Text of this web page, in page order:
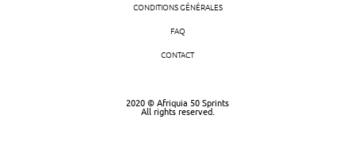
CONDITIONS GÉNÉRALES
FAQ
CONTACT
2020 © Afriquia 50 Sprints
All rights reserved.